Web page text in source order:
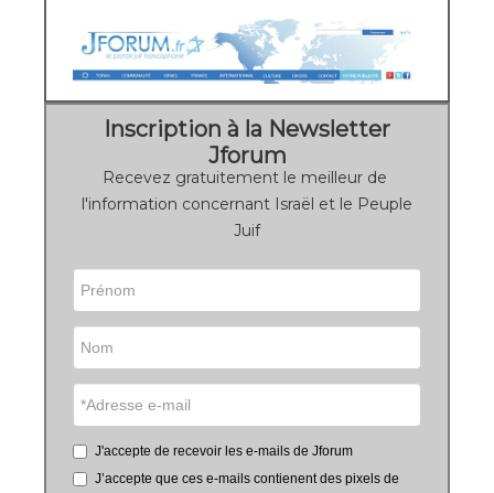
Inscription à la Newsletter
Jforum
Recevez gratuitement le meilleur de
l'information concernant Israël et le Peuple
Juif
J'accepte de recevoir les e-mails de Jforum
J’accepte que ces e-mails contienent des pixels de